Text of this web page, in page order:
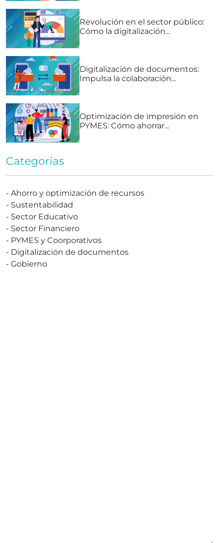
Revolución en el sector público:
Cómo la digitalización...
Digitalización de documentos:
Impulsa la colaboración...
Optimización de impresión en
PYMES: Cómo ahorrar...
Categorías
- Ahorro y optimización de recursos
- Sustentabilidad
- Sector Educativo
- Sector Financiero
- PYMES y Coorporativos
- Digitalización de documentos
- Gobierno